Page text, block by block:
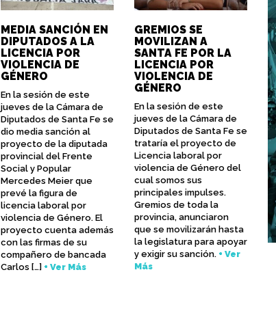
MEDIA SANCIÓN EN
DIPUTADOS A LA
LICENCIA POR
VIOLENCIA DE
GÉNERO
En la sesión de este
jueves de la Cámara de
Diputados de Santa Fe se
dio media sanción al
proyecto de la diputada
provincial del Frente
Social y Popular
Mercedes Meier que
prevé la figura de
licencia laboral por
violencia de Género. El
proyecto cuenta además
con las firmas de su
compañero de bancada
Carlos […] + Ver Más
GREMIOS SE
MOVILIZAN A
SANTA FE POR LA
LICENCIA POR
VIOLENCIA DE
GÉNERO
En la sesión de este
jueves de la Cámara de
Diputados de Santa Fe se
trataría el proyecto de
Licencia laboral por
violencia de Género del
cual somos sus
principales impulses.
Gremios de toda la
provincia, anunciaron
que se movilizarán hasta
la legislatura para apoyar
y exigir su sanción. + Ver
Más